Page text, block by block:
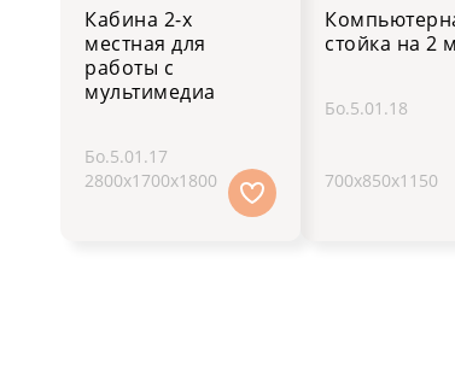
Кабина 2-х
местная для
работы с
мультимедиа
Бо.5.01.17
2800х1700х1800
стойка на 2
Бо.5.01.18
700х850х1150